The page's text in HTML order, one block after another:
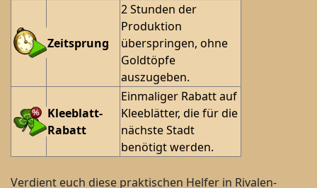
Zeitsprung
2 Stunden der
Produktion
überspringen, ohne
Goldtöpfe
auszugeben.
Kleeblatt-
Rabatt
Einmaliger Rabatt auf
Kleeblätter, die für die
nächste Stadt
benötigt werden.
Verdient euch diese praktischen Helfer in Rivalen-